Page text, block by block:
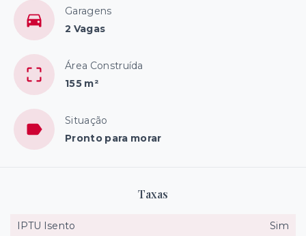
Garagens
2 Vagas
Área Construída
155 m²
Situação
Pronto para morar
Taxas
IPTU Isento Sim